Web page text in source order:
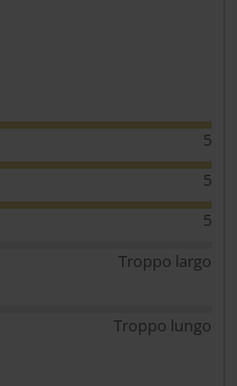
5
5
5
Troppo largo
Troppo lungo